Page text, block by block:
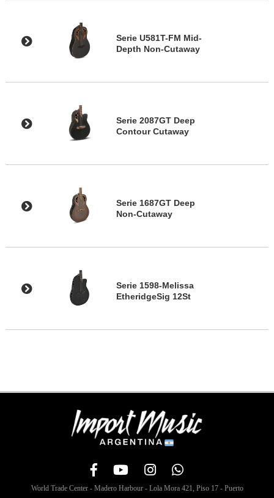
Serie U581T-FM Mid-
Depth Non-Cutaway
Serie 2087GT Deep
Contour Cutaway
Serie 1687GT Deep
Non-Cutaway
Serie 1598-Melissa
EtheridgeSig 12St
World Trade Center - Madero Harbour - Lola Mora 421, Piso 17 - Puerto